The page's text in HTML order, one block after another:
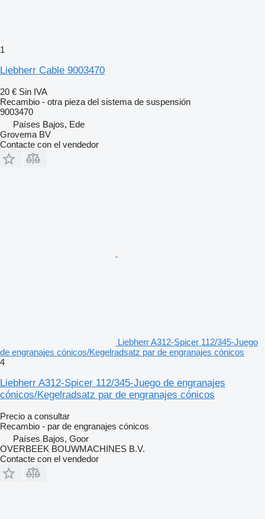
1
Liebherr Cable 9003470
20 € Sin IVA
Recambio - otra pieza del sistema de suspensión
9003470
Países Bajos, Ede
Grovema BV
Contacte con el vendedor
Liebherr A312-Spicer 112/345-Juego
de engranajes cónicos/Kegelradsatz par de engranajes cónicos
4
Liebherr A312-Spicer 112/345-Juego de engranajes
cónicos/Kegelradsatz par de engranajes cónicos
Precio a consultar
Recambio - par de engranajes cónicos
Países Bajos, Goor
OVERBEEK BOUWMACHINES B.V.
Contacte con el vendedor